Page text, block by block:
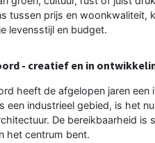
tussen prijs en woonkwaliteit,
levensstijl en budget.
- creatief en in
heeft de afgelopen jaren
een industrieel gebied, is het
De bereikbaarheid
het centrum bent.